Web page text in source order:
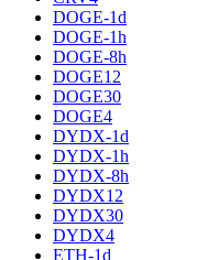
DOGE-1d
DOGE-1h
DOGE-8h
DOGE12
DOGE30
DOGE4
DYDX-1d
DYDX-1h
DYDX-8h
DYDX12
DYDX30
DYDX4
ETH-1d